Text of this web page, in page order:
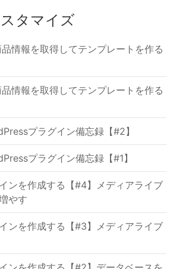
タマイズ
情報を取得してテンプレートを作る
情報を取得してテンプレートを作る
プラグイン備忘録【#2】
プラグイン備忘録【#1】
ンを作成する【#4】メディアライブ
やす
ンを作成する【#3】メディアライブ